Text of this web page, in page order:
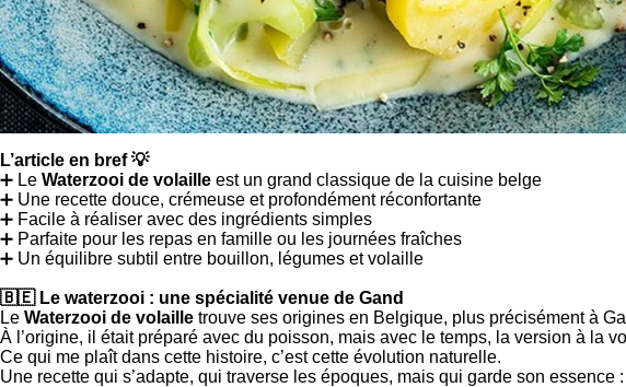
L’article en bref 💡
➕ Le Waterzooi de volaille est un grand classique de la cuisine belge
➕ Une recette douce, crémeuse et profondément réconfortante
➕ Facile à réaliser avec des ingrédients simples
➕ Parfaite pour les repas en famille ou les journées fraîches
➕ Un équilibre subtil entre bouillon, légumes et volaille
🇧🇪 Le waterzooi : une spécialité venue de Gand
Le Waterzooi de volaille trouve ses origines en Belgique, plus précisément à
À l’origine, il était préparé avec du poisson, mais avec le temps, la version à la
Ce qui me plaît dans cette histoire, c’est cette évolution naturelle.
Une recette qui s’adapte, qui traverse les époques, mais qui garde son